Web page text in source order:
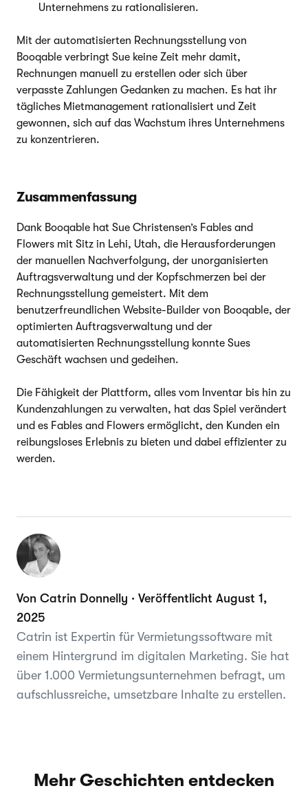
Unternehmens zu rationalisieren.
Mit der automatisierten Rechnungsstellung von
Booqable verbringt Sue keine Zeit mehr damit,
Rechnungen manuell zu erstellen oder sich über
verpasste Zahlungen Gedanken zu machen. Es hat ihr
tägliches Mietmanagement rationalisiert und Zeit
gewonnen, sich auf das Wachstum ihres Unternehmens
zu konzentrieren.
Zusammenfassung
Dank Booqable hat Sue Christensen’s Fables and
Flowers mit Sitz in Lehi, Utah, die Herausforderungen
der manuellen Nachverfolgung, der unorganisierten
Auftragsverwaltung und der Kopfschmerzen bei der
Rechnungsstellung gemeistert. Mit dem
benutzerfreundlichen Website-Builder von Booqable, der
optimierten Auftragsverwaltung und der
automatisierten Rechnungsstellung konnte Sues
Geschäft wachsen und gedeihen.
Die Fähigkeit der Plattform, alles vom Inventar bis hin zu
Kundenzahlungen zu verwalten, hat das Spiel verändert
und es Fables and Flowers ermöglicht, den Kunden ein
reibungsloses Erlebnis zu bieten und dabei effizienter zu
werden.
Von Catrin Donnelly · Veröffentlicht August 1,
2025
Catrin ist Expertin für Vermietungssoftware mit
einem Hintergrund im digitalen Marketing. Sie hat
über 1.000 Vermietungsunternehmen befragt, um
aufschlussreiche, umsetzbare Inhalte zu erstellen.
Mehr Geschichten entdecken